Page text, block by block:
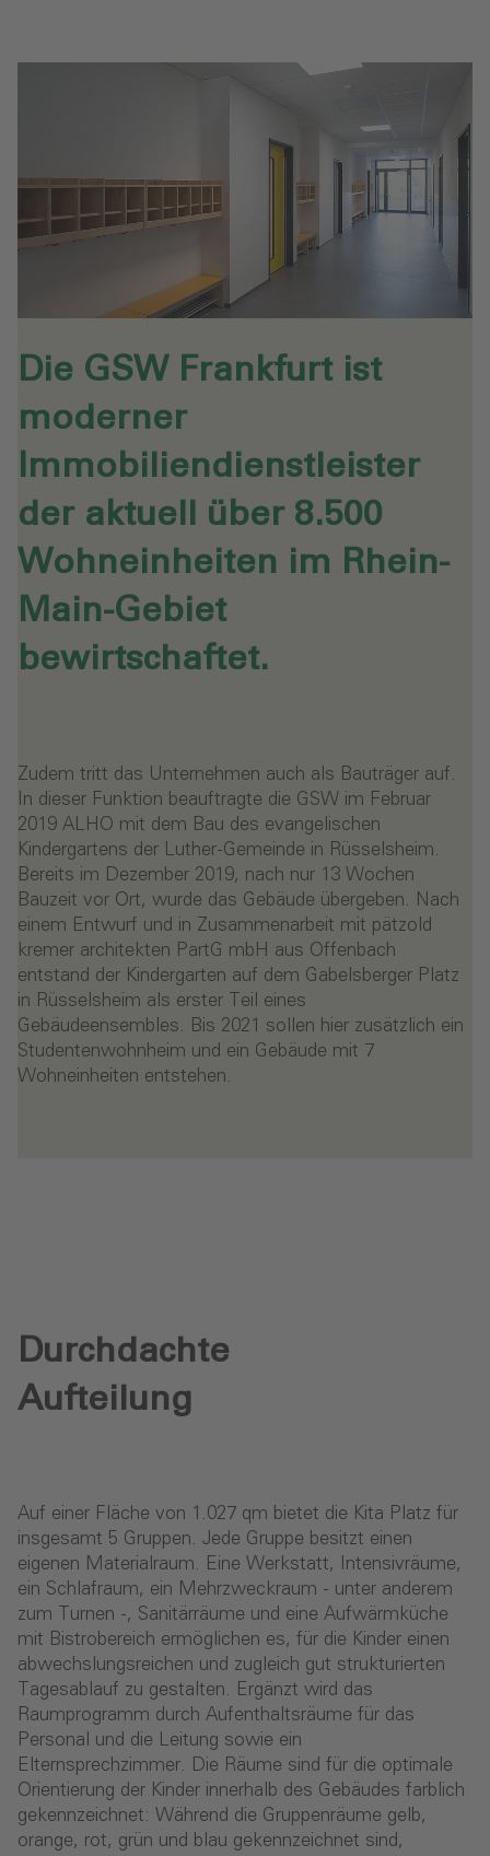
Die GSW Frankfurt ist
moderner
Immobiliendienstleister
der aktuell über 8.500
Wohneinheiten im Rhein-
Main-Gebiet
bewirtschaftet.
Zudem tritt das Unternehmen auch als Bauträger auf.
In dieser Funktion beauftragte die GSW im Februar
2019 ALHO mit dem Bau des evangelischen
Kindergartens der Luther-Gemeinde in Rüsselsheim.
Bereits im Dezember 2019, nach nur 13 Wochen
Bauzeit vor Ort, wurde das Gebäude übergeben. Nach
einem Entwurf und in Zusammenarbeit mit pätzold
kremer architekten PartG mbH aus Offenbach
entstand der Kindergarten auf dem Gabelsberger Platz
in Rüsselsheim als erster Teil eines
Gebäudeensembles. Bis 2021 sollen hier zusätzlich ein
Studentenwohnheim und ein Gebäude mit 7
Wohneinheiten entstehen.
Durchdachte
Aufteilung
Auf einer Fläche von 1.027 qm bietet die Kita Platz für
insgesamt 5 Gruppen. Jede Gruppe besitzt einen
eigenen Materialraum. Eine Werkstatt, Intensivräume,
ein Schlafraum, ein Mehrzweckraum - unter anderem
zum Turnen -, Sanitärräume und eine Aufwärmküche
mit Bistrobereich ermöglichen es, für die Kinder einen
abwechslungsreichen und zugleich gut strukturierten
Tagesablauf zu gestalten. Ergänzt wird das
Raumprogramm durch Aufenthaltsräume für das
Personal und die Leitung sowie ein
Elternsprechzimmer. Die Räume sind für die optimale
Orientierung der Kinder innerhalb des Gebäudes farblich
gekennzeichnet: Während die Gruppenräume gelb,
orange, rot, grün und blau gekennzeichnet sind,